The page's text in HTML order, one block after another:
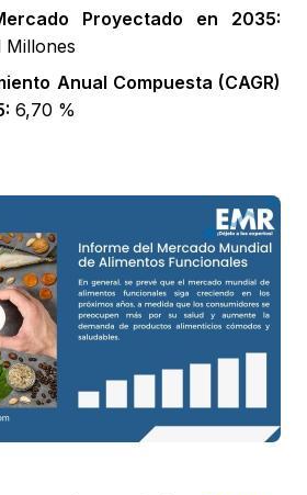
Proyectado en 2035:
Millones
Anual Compuesta (CAGR)
6,70 %